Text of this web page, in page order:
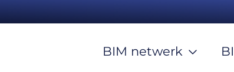
BIM netwerk